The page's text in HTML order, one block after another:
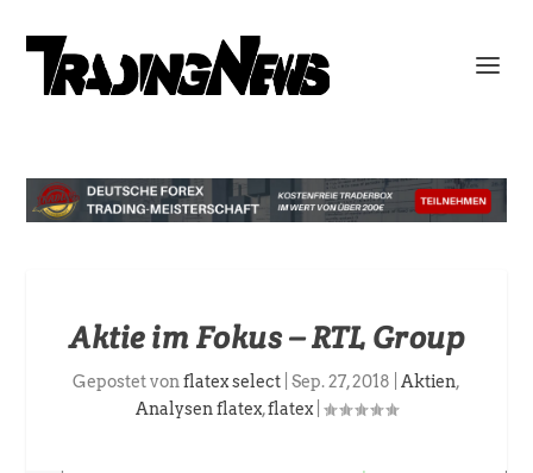
Aktie im Fokus – RTL Group
Gepostet vonflatex select Sep. 27, 2018 Aktien,
Analysen flatex,flatex